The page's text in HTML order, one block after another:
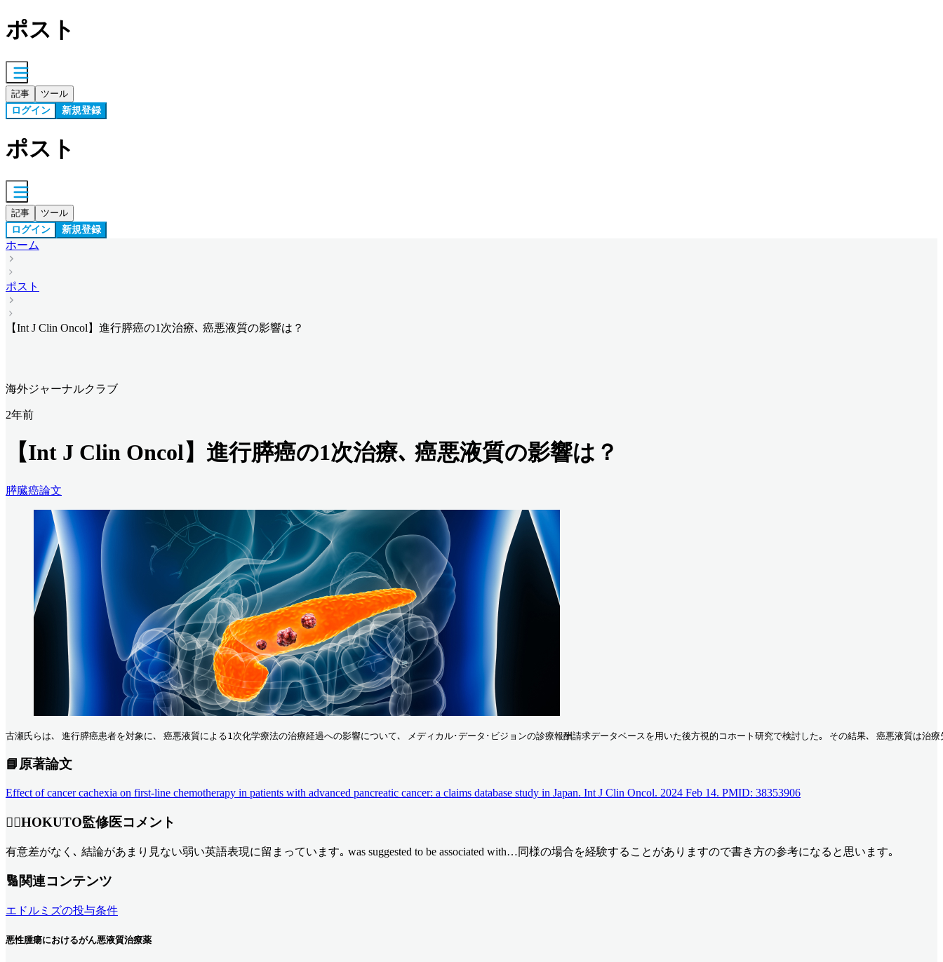
ポスト
記事 ツール
ログイン 新規登録
ポスト
記事 ツール
ログイン 新規登録
ホーム
ポスト
【Int J Clin Oncol】進行膵癌の1次治療､ 癌悪液質の影響は？
海外ジャーナルクラブ
2年前
【Int J Clin Oncol】進行膵癌の1次治療､ 癌悪液質の影響は？
膵臓癌論文
古瀬氏らは､ 進行膵癌患者を対象に､ 癌悪液質による1次化学療法の治療経過への影響について､ メディカル･データ･ビジョンの診療報酬請求データベースを用いた後方視的コホート研究で検討した｡ その結果､ 癌悪液質
📘原著論文
Effect of cancer cachexia on first-line chemotherapy in patients with advanced pancreatic cancer: a claims database study in Japan. Int J Clin Oncol. 2024 Feb 14. PMID: 38353906
👨‍⚕HOKUTO監修医コメント
有意差がなく､ 結論があまり見ない弱い英語表現に留まっています｡ was suggested to be associated with…同様の場合を経験することがありますので書き方の参考になると思います｡
🔢関連コンテンツ
エドルミズの投与条件
悪性腫瘍におけるがん悪液質治療薬